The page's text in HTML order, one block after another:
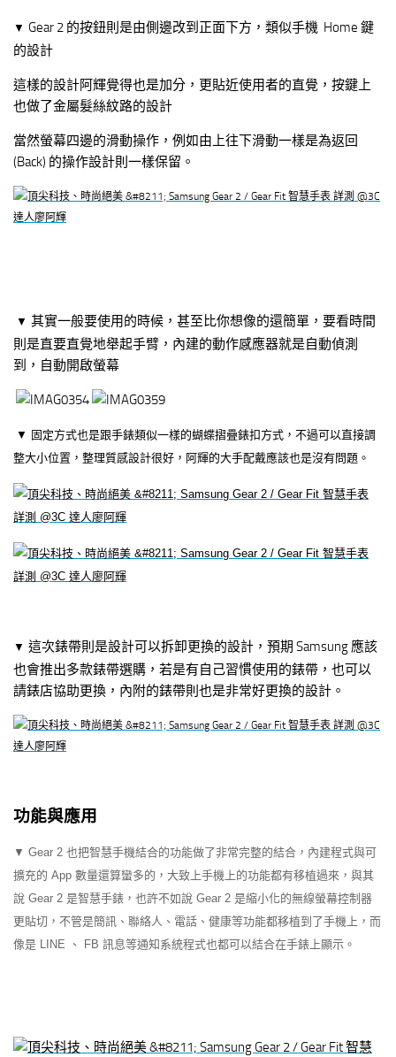
▼ Gear 2 的按鈕則是由側邊改到正面下方，類似手機 Home 鍵
的設計
這樣的設計阿輝覺得也是加分，更貼近使用者的直覺，按鍵上
也做了金屬髮絲紋路的設計
當然螢幕四邊的滑動操作，例如由上往下滑動一樣是為返回
(Back) 的操作設計則一樣保留。
▼ 其實一般要使用的時候，甚至比你想像的還簡單，要看時間
則是直要直覺地舉起手臂，內建的動作感應器就是自動偵測
到，自動開啟螢幕
▼ 固定方式也是跟手錶類似一樣的蝴蝶摺疊錶扣方式，不過可以直接調
整大小位置，整理質感設計很好，阿輝的大手配戴應該也是沒有問題。
▼ 這次錶帶則是設計可以拆卸更換的設計，預期 Samsung 應該
也會推出多款錶帶選購，若是有自己習慣使用的錶帶，也可以
請錶店協助更換，內附的錶帶則也是非常好更換的設計。
功能與應用
▼ Gear 2 也把智慧手機結合的功能做了非常完整的結合，內建程式與可
擴充的 App 數量還算蠻多的，大致上手機上的功能都有移植過來，與其
說 Gear 2 是智慧手錶，也許不如說 Gear 2 是縮小化的無線螢幕控制器
更貼切，不管是簡訊、聯絡人、電話、健康等功能都移植到了手機上，而
像是 LINE 、 FB 訊息等通知系統程式也都可以結合在手錶上顯示。